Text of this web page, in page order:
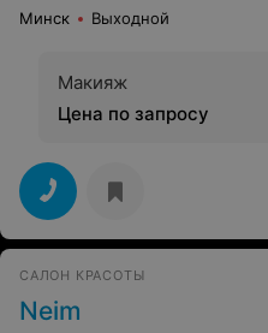
Минск Выходной
Макияж
Цена по запросу
САЛОН КРАСОТЫ
Neim